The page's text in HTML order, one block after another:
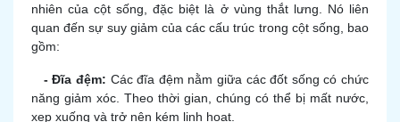
nhiên của cột sống, đặc biệt là ở vùng thắt lưng. Nó liên
quan đến sự suy giảm của các cấu trúc trong cột sống, bao
gồm:
- Đĩa đệm: Các đĩa đệm nằm giữa các đốt sống có chức
năng giảm xóc. Theo thời gian, chúng có thể bị mất nước,
xẹp xuống và trở nên kém linh hoạt.